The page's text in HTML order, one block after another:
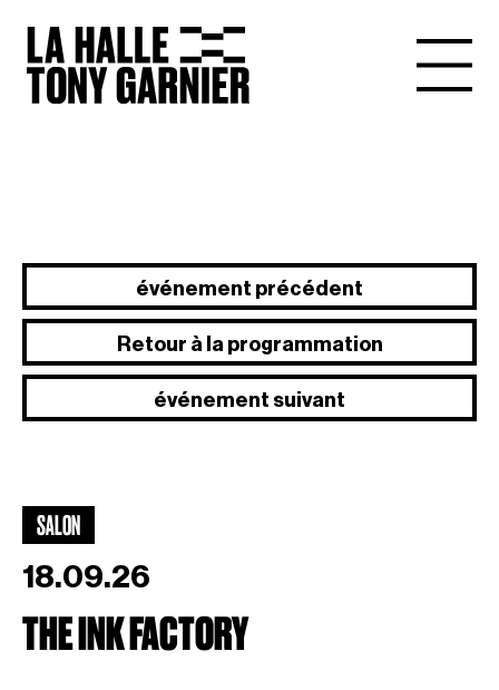
événement précédent
Retour à la programmation
événement suivant
SALON
18.09.26
THE INK FACTORY